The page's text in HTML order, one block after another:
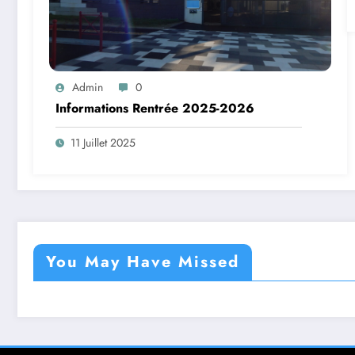
Admin 0
Informations Rentrée 2025-2026
11 Juillet 2025
You May Have Missed